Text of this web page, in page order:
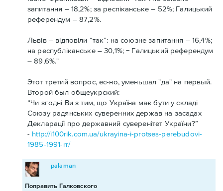
запитання – 18,2%; за респіканське – 52%; Галицький
референдум – 87,2%.
Львів – відповіли “так”: на союзне запитання – 16,4%;
на республіканське – 30,1%; − Галицький референдум
– 89,6%."
Этот третий вопрос, ес-но, уменьшал "да" на первый.
Второй был общеукрский:
“Чи згодні Ви з тим, що Україна має бути у складі
Союзу радянських суверенних держав на засадах
Декларації про державний суверенітет України?”
- http://i100rik.com.ua/ukrayina-i-protses-perebudovi-
1985-1991-rr/
Поправить Галковского
palaman